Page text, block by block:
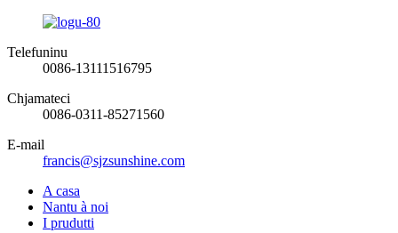
Telefuninu
0086-13111516795
Chjamateci
0086-0311-85271560
E-mail
francis@sjzsunshine.com
A casa
Nantu à noi
I prudutti